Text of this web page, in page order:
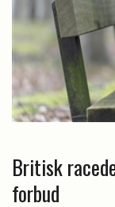
Britisk
forbud